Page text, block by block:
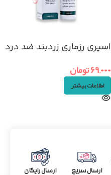
اسپری رزماری زردبند ضد درد
۶۹,۰۰۰تومان
اطلاعات بیشتر
ارسال سریع
ارسال رایگان